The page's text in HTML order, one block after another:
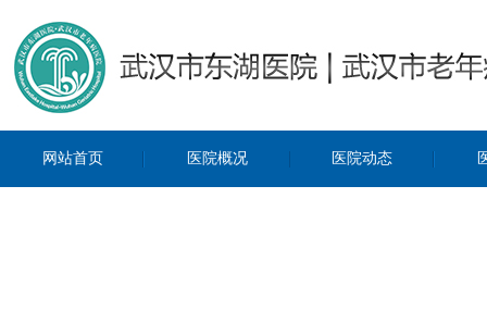
网站首页 医院概况 医院动态